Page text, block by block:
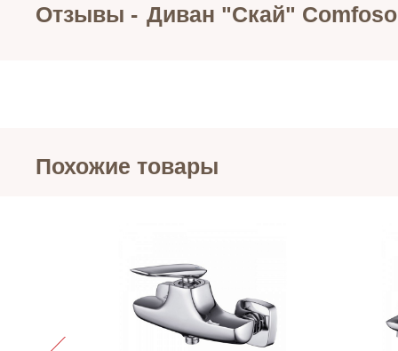
Отзывы - Диван "Скай"
Похожие товары